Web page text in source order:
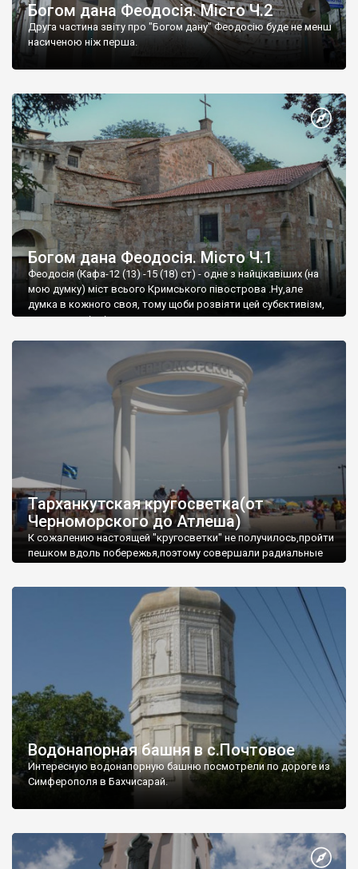
Богом дана Феодосія. Місто Ч.2
Друга частина звіту про "Богом дану" Феодосію буде не менш
насиченою ніж перша.
Богом дана Феодосія. Місто Ч.1
Феодосія (Кафа-12 (13) -15 (18) ст) - одне з найцікавіших (на
мою думку) міст всього Кримського півострова .Ну,але
думка в кожного своя, тому щоби розвіяти цей субєктивізм,
запрошую відвідати це
Тарханкутская кругосветка(от
Черноморского до Атлеша)
К сожалению настоящей "кругосветки" не получилось,пройти
пешком вдоль побережья,поэтому совершали радиальные
Водонапорная башня в с.Почтовое
Интересную водонапорную башню посмотрели по дороге из
Симферополя в Бахчисарай.